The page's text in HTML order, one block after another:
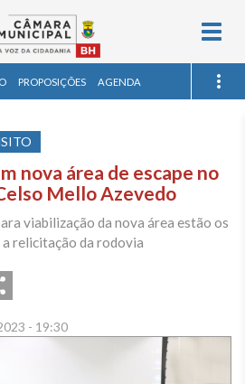
PROPOSIÇÕES AGENDA
nova área de escape no
Mello Azevedo
viabilização da nova área estão os
relicitação da rodovia
- 19:30